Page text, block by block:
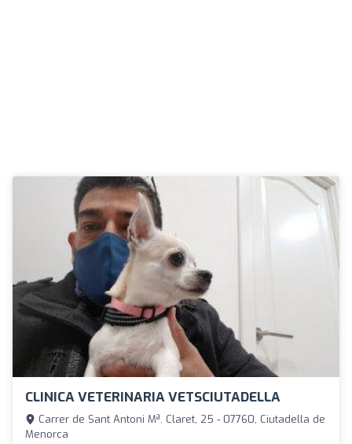
CLINICA VETERINARIA VETSCIUTADELLA
Carrer de Sant Antoni Mª. Claret, 25 - 07760, Ciutadella de
Menorca